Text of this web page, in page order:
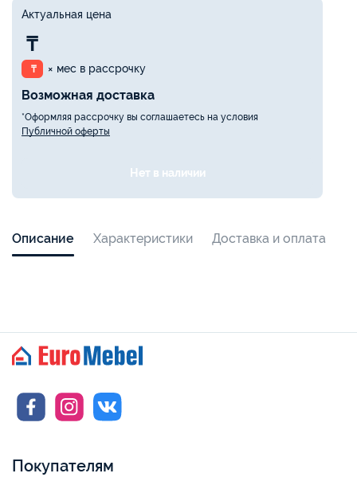
Актуальная цена
₸
₸ × мес в рассрочку
Возможная доставка
*Оформляя рассрочку вы соглашаетесь на условия
Публичной оферты
Нет в наличии
Описание Характеристики Доставка и оплата
Покупателям